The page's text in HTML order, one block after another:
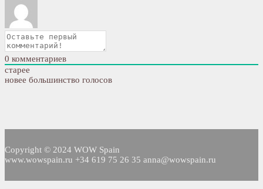
0 комментариев
старее
новее большинство голосов
Copyright © 2024 WOW Spain
www.wowspain.ru +34 619 75 26 35 anna@wowspain.ru